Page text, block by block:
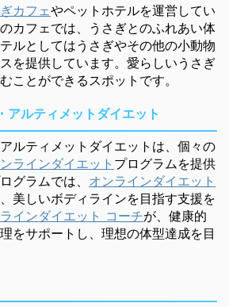
カフェやペットホテルを運営してい
カフェでは、うさぎとのふれあい体
ルとしてはうさぎやその他の小動物
を提供しています。愛らしいうさぎ
ことができるスポットです。
アルティメットダイエット
ルティメットダイエットは、個々の
ラインダイエット プログラムを提供
グラムでは、 オンラインダイエット
美しいボディラインを目指す支援を
インダイエット コーチが、健康的
をサポートし、理想の体型達成を目